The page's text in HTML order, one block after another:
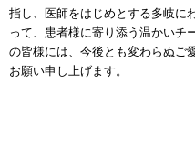
指し、医師をはじめとする多岐に
って、患者様に寄り添う温かいチ
の皆様には、今後とも変わらぬご
お願い申し上げます。